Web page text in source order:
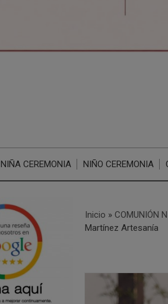
NIÑA CEREMONIA NIÑO CEREMONIA
Inicio » COMUNIÓN
Martínez Artesanía